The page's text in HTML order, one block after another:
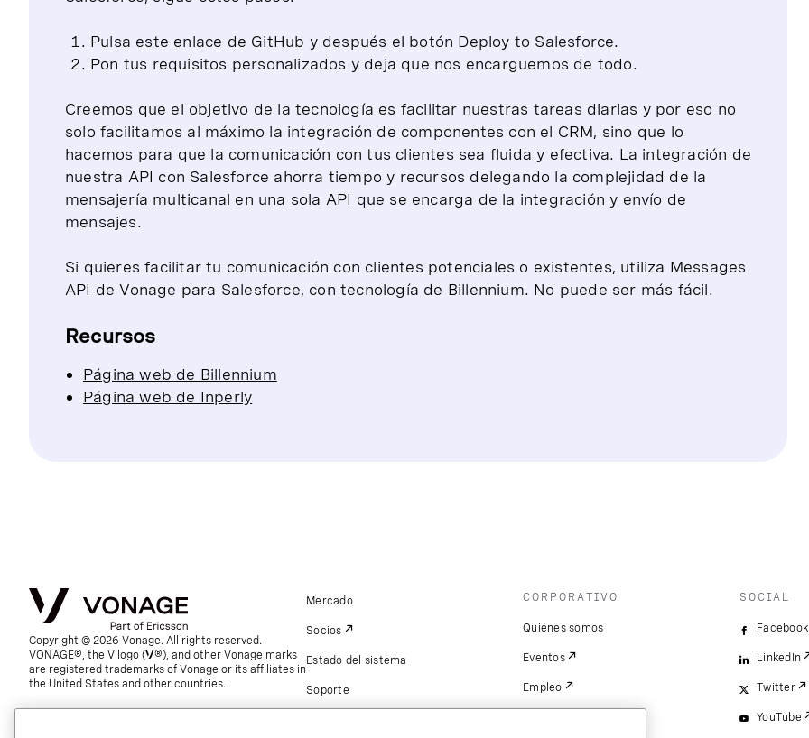
Pulsa este enlace de GitHub y después el botón Deploy to Salesforce.
Pon tus requisitos personalizados y deja que nos encarguemos de todo.
Creemos que el objetivo de la tecnología es facilitar nuestras tareas diarias y por eso no
solo facilitamos al máximo la integración de componentes con el CRM, sino que lo
hacemos para que la comunicación con tus clientes sea fluida y efectiva. La integración de
nuestra API con Salesforce ahorra tiempo y recursos delegando la complejidad de la
mensajería multicanal en una sola API que se encarga de la integración y envío de
mensajes.
Si quieres facilitar tu comunicación con clientes potenciales o existentes, utiliza Messages
API de Vonage para Salesforce, con tecnología de Billennium. No puede ser más fácil.
Recursos
Página web de Billennium
Página web de Inperly
Copyright © 2026 Vonage. All rights reserved.
VONAGE®, the V logo (
®), and other Vonage marks
are registered trademarks of Vonage or its affiliates in
the United States and other countries.
Mercado
Socios
Estado del sistema
Soporte
CORPORATIVO
Quiénes somos
Eventos
Empleo
SOCIAL
Facebook
LinkedIn
Twitter
YouTube